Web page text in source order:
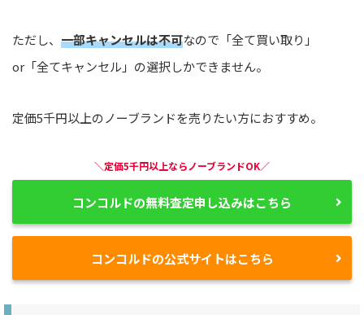
ただし、 一部キャンセルは不可なので「全て買い取り」
or「全てキャンセル」の選択しかできません。
定価5千円以上のノーブランドを売りたい方におすすめ。
＼定価5千円以上ならノーブランドOK／
コンコルドの無料査定申し込みはこちら
コンコルドの公式サイトはこちら